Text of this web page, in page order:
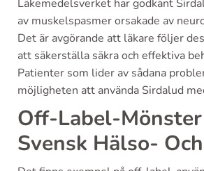
Läkemedelsverket har godkänt
av muskelspasmer orsakade av
Det är avgörande att läkare följer
att säkerställa säkra och effektiva
Patienter som lider av sådana
möjligheten att använda Sirdalud
Off-Label-
Svensk Hälso-